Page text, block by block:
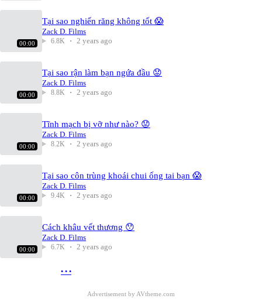
00:00
Tại sao nghiến răng không tốt 😱
Zack D. Films
6.8K 2 years ago
00:00
Tại sao rận làm bạn ngứa đầu 😟
Zack D. Films
8.8K 2 years ago
00:00
Tĩnh mạch bị vỡ như nào? 😟
Zack D. Films
8.2K 2 years ago
00:00
Tại sao côn trùng khoái chui ống tai bạn 😱
Zack D. Films
9.4K 2 years ago
00:00
Cách khâu vết thương 😯
Zack D. Films
6.7K 2 years ago
• • •More
Advertisement by AVtheme.com